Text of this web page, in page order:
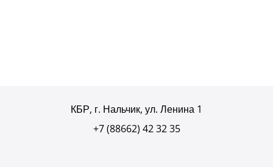
КБР, г. Нальчик, ул. Ленина 1
+7 (88662) 42 32 35